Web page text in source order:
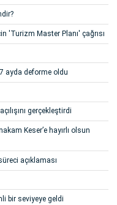
'Turizm Master Planı' çağrısı
ayda deforme oldu
gerçekleştirdi
Keser’e hayırlı olsun
açıklaması
bir seviyeye geldi